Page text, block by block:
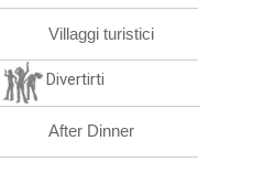
Villaggi turistici
Divertirti
After Dinner